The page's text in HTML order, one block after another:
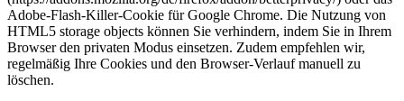
Adobe-Flash-Killer-Cookie für Google Chrome. Die Nutzung von
HTML5 storage objects können Sie verhindern, indem Sie in Ihrem
Browser den privaten Modus einsetzen. Zudem empfehlen wir,
regelmäßig Ihre Cookies und den Browser-Verlauf manuell zu
löschen.